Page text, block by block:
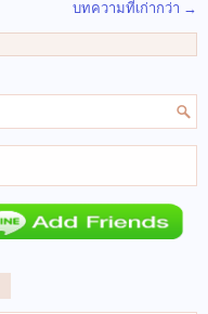
บทความที่เก่ากว่า →